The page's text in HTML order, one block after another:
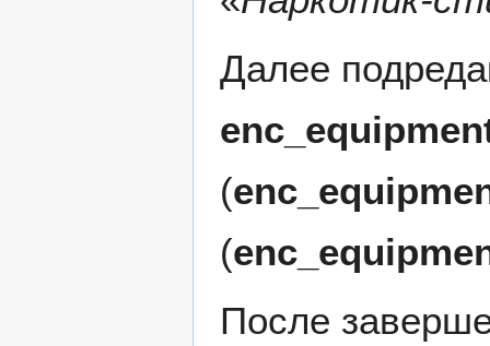
Далее
(
(
После